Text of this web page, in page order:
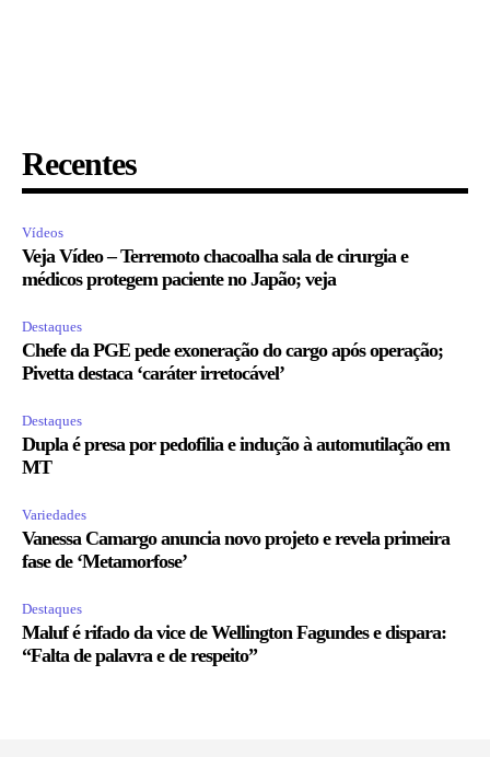
Recentes
Vídeos
Veja Vídeo – Terremoto chacoalha sala de cirurgia e
médicos protegem paciente no Japão; veja
Destaques
Chefe da PGE pede exoneração do cargo após operação;
Pivetta destaca ‘caráter irretocável’
Destaques
Dupla é presa por pedofilia e indução à automutilação em
MT
Variedades
Vanessa Camargo anuncia novo projeto e revela primeira
fase de ‘Metamorfose’
Destaques
Maluf é rifado da vice de Wellington Fagundes e dispara:
“Falta de palavra e de respeito”